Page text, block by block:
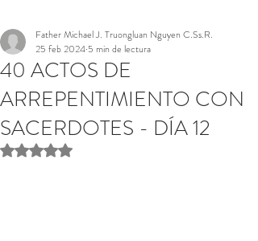
40 ACTOS DE
ARREPENTIMIENTO CON
SACERDOTES - DÍA 12
Father Michael J. Truongluan Nguyen C.Ss.R.
25 feb 2024 5 min de lectura
Obtuvo NaN de 5 estrellas.